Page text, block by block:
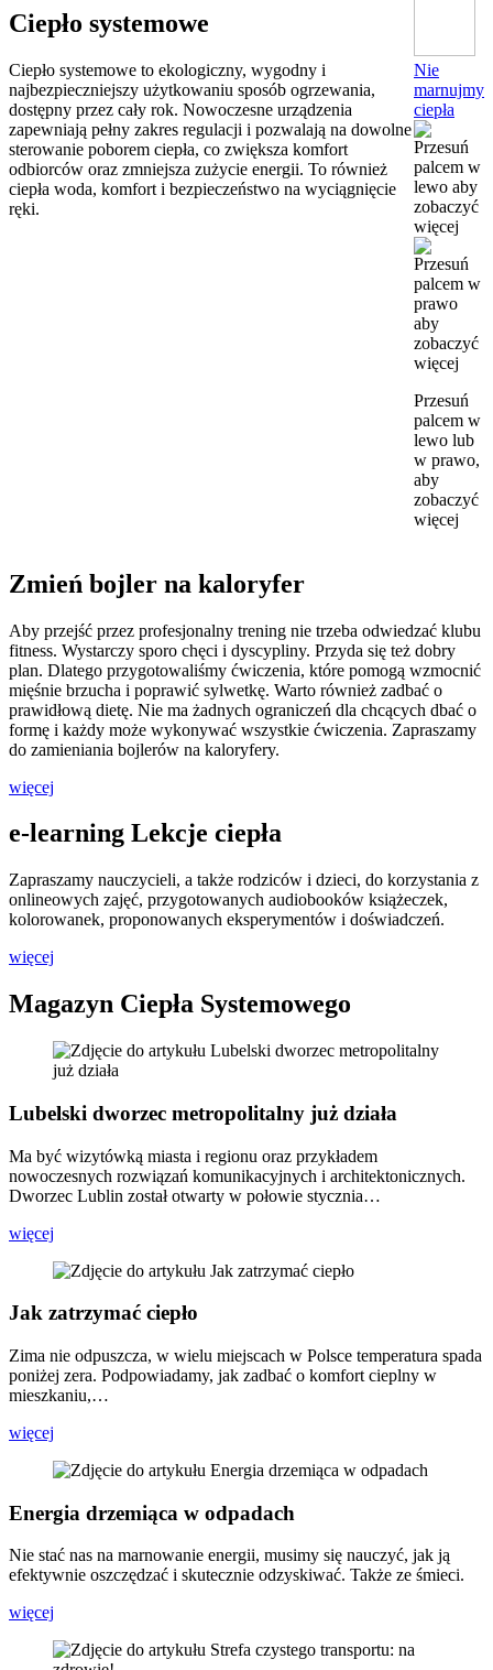
Ciepło systemowe
Ciepło systemowe to ekologiczny, wygodny i
najbezpieczniejszy użytkowaniu sposób ogrzewania,
dostępny przez cały rok. Nowoczesne urządzenia
zapewniają pełny zakres regulacji i pozwalają na dowolne
sterowanie poborem ciepła, co zwiększa komfort
odbiorców oraz zmniejsza zużycie energii. To również
ciepła woda, komfort i bezpieczeństwo na wyciągnięcie
ręki.
Nie
marnujmy
ciepła
Przesuń
palcem w
lewo lub
w prawo,
aby
zobaczyć
więcej
Zmień bojler na kaloryfer
Aby przejść przez profesjonalny trening nie trzeba odwiedzać klubu
fitness. Wystarczy sporo chęci i dyscypliny. Przyda się też dobry
plan. Dlatego przygotowaliśmy ćwiczenia, które pomogą wzmocnić
mięśnie brzucha i poprawić sylwetkę. Warto również zadbać o
prawidłową dietę. Nie ma żadnych ograniczeń dla chcących dbać o
formę i każdy może wykonywać wszystkie ćwiczenia. Zapraszamy
do zamieniania bojlerów na kaloryfery.
więcej
e-learning Lekcje ciepła
Zapraszamy nauczycieli, a także rodziców i dzieci, do korzystania z
onlineowych zajęć, przygotowanych audiobooków książeczek,
kolorowanek, proponowanych eksperymentów i doświadczeń.
więcej
Magazyn Ciepła Systemowego
Lubelski dworzec metropolitalny już działa
Ma być wizytówką miasta i regionu oraz przykładem
nowoczesnych rozwiązań komunikacyjnych i architektonicznych.
Dworzec Lublin został otwarty w połowie stycznia…
więcej
Jak zatrzymać ciepło
Zima nie odpuszcza, w wielu miejscach w Polsce temperatura spada
poniżej zera. Podpowiadamy, jak zadbać o komfort cieplny w
mieszkaniu,…
więcej
Energia drzemiąca w odpadach
Nie stać nas na marnowanie energii, musimy się nauczyć, jak ją
efektywnie oszczędzać i skutecznie odzyskiwać. Także ze śmieci.
więcej